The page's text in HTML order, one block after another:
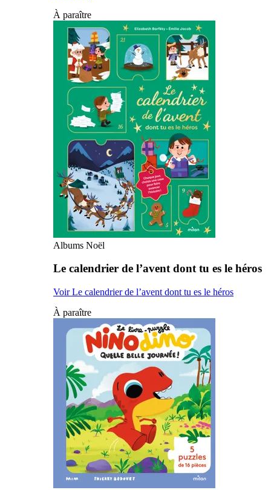
À paraître
Albums Noël
Le calendrier de l’avent dont tu es le héros
Voir Le calendrier de l’avent dont tu es le héros
À paraître